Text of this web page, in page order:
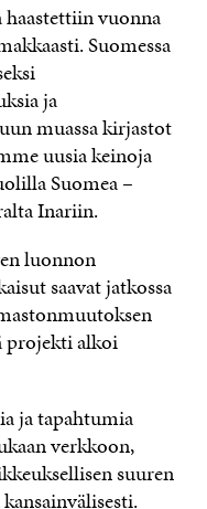
vuonna
Suomessa
ja
muassa kirjastot
uusia keinoja
Suomea –
Inariin.
luonnon
saavat jatkossa
projekti alkoi
ja tapahtumia
verkkoon,
suuren